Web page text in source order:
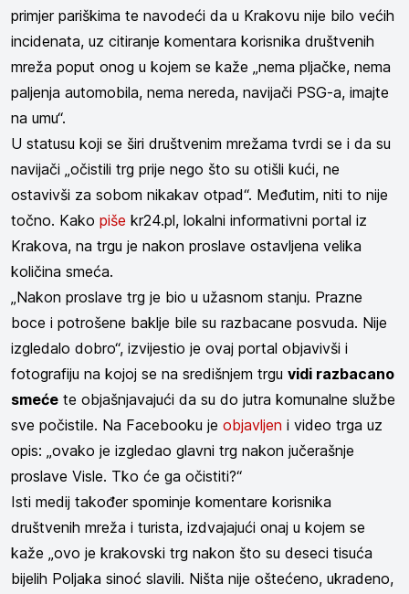
primjer pariškima te navodeći da u Krakovu nije bilo većih
incidenata, uz citiranje komentara korisnika društvenih
mreža poput onog u kojem se kaže „nema pljačke, nema
paljenja automobila, nema nereda, navijači PSG-a, imajte
na umu“.
U statusu koji se širi društvenim mrežama tvrdi se i da su
navijači „očistili trg prije nego što su otišli kući, ne
ostavivši za sobom nikakav otpad“. Međutim, niti to nije
točno. Kako piše kr24.pl, lokalni informativni portal iz
Krakova, na trgu je nakon proslave ostavljena velika
količina smeća.
„Nakon proslave trg je bio u užasnom stanju. Prazne
boce i potrošene baklje bile su razbacane posvuda. Nije
izgledalo dobro“, izvijestio je ovaj portal objavivši i
fotografiju na kojoj se na središnjem trgu vidi razbacano
smeće te objašnjavajući da su do jutra komunalne službe
sve počistile. Na Facebooku je objavljen i video trga uz
opis: „ovako je izgledao glavni trg nakon jučerašnje
proslave Visle. Tko će ga očistiti?“
Isti medij također spominje komentare korisnika
društvenih mreža i turista, izdvajajući onaj u kojem se
kaže „ovo je krakovski trg nakon što su deseci tisuća
bijelih Poljaka sinoć slavili. Ništa nije oštećeno, ukradeno,